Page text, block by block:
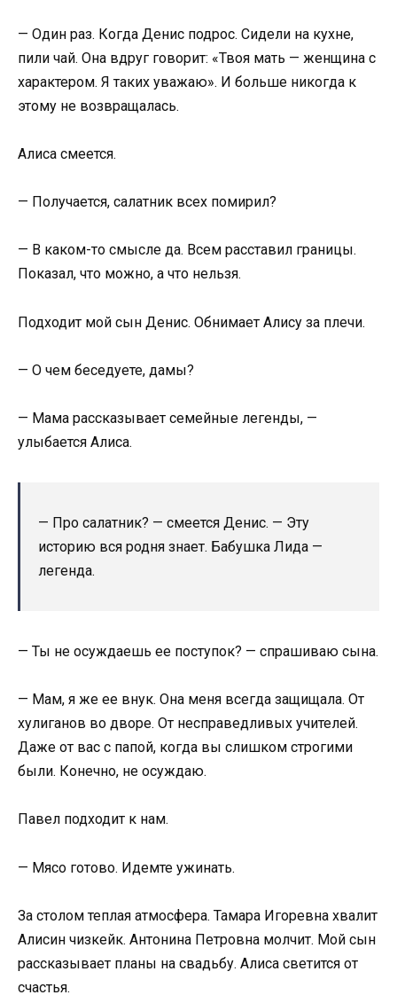
— Один раз. Когда Денис подрос. Сидели на кухне,
пили чай. Она вдруг говорит: «Твоя мать — женщина с
характером. Я таких уважаю». И больше никогда к
этому не возвращалась.
Алиса смеется.
— Получается, салатник всех помирил?
— В каком-то смысле да. Всем расставил границы.
Показал, что можно, а что нельзя.
Подходит мой сын Денис. Обнимает Алису за плечи.
— О чем беседуете, дамы?
— Мама рассказывает семейные легенды, —
улыбается Алиса.
— Про салатник? — смеется Денис. — Эту
историю вся родня знает. Бабушка Лида —
легенда.
— Ты не осуждаешь ее поступок? — спрашиваю сына.
— Мам, я же ее внук. Она меня всегда защищала. От
хулиганов во дворе. От несправедливых учителей.
Даже от вас с папой, когда вы слишком строгими
были. Конечно, не осуждаю.
Павел подходит к нам.
— Мясо готово. Идемте ужинать.
За столом теплая атмосфера. Тамара Игоревна хвалит
Алисин чизкейк. Антонина Петровна молчит. Мой сын
рассказывает планы на свадьбу. Алиса светится от
счастья.